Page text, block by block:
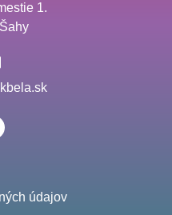
1.
údajov